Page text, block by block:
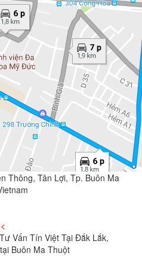
Thông, Tân Lợi, Tp. Buôn Ma
Vấn Tín Việt Tại Đắk Lắk,
Buôn Ma Thuột